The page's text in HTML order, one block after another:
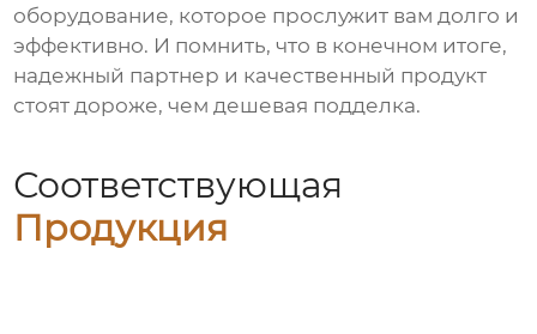
оборудование, которое прослужит вам долго и
эффективно. И помнить, что в конечном итоге,
надежный партнер и качественный продукт
стоят дороже, чем дешевая подделка.
Соответствующая
Продукция